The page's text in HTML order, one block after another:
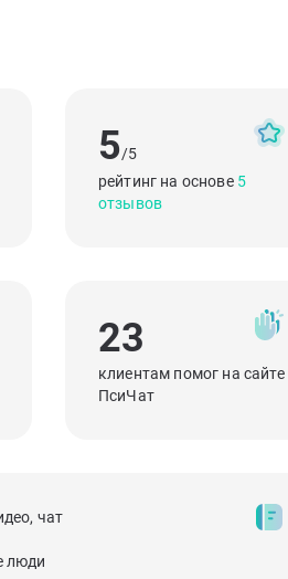
5/5
рейтинг на основе 5
отзывов
23
клиентам помог на сайте
ПсиЧат
чат
люди